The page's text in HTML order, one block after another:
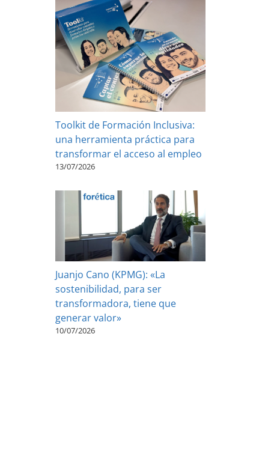
Toolkit de Formación Inclusiva:
una herramienta práctica para
transformar el acceso al empleo
13/07/2026
Juanjo Cano (KPMG): «La
sostenibilidad, para ser
transformadora, tiene que
generar valor»
10/07/2026